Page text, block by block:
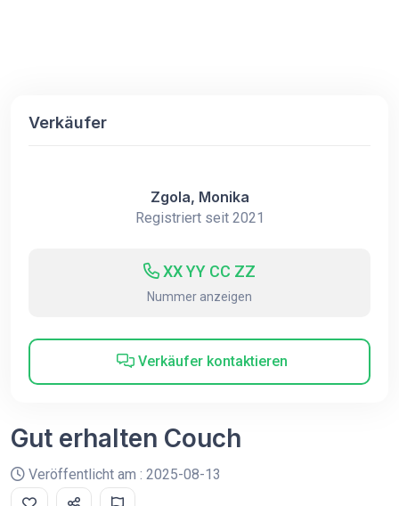
Verkäufer
Zgola, Monika
Registriert seit 2021
XX YY CC ZZ
Nummer anzeigen
Verkäufer kontaktieren
Gut erhalten Couch
Veröffentlicht am : 2025-08-13